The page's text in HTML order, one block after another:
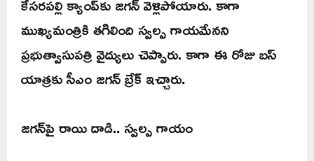
ముఖ్యమంత్రికి తగిలింది స్వల్ప గాయమేనని
ప్రభుత్వాసుపత్రి వైద్యులు చెప్పారు. కాగా ఈ రోజు బస్
యాత్రకు సీఎం జగన్ బ్రేక్ ఇచ్చారు.
జగన్‌పై రాయి దాడి.. స్వల్ప గాయం